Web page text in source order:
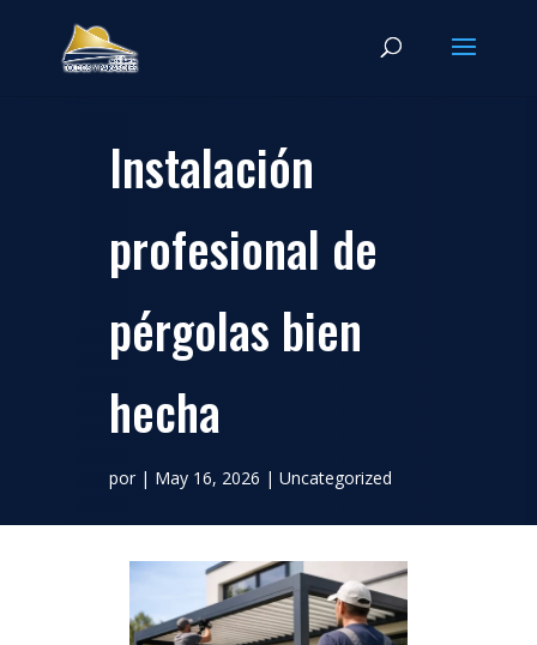
Instalación
profesional de
pérgolas bien
hecha
por | May 16, 2026 | Uncategorized